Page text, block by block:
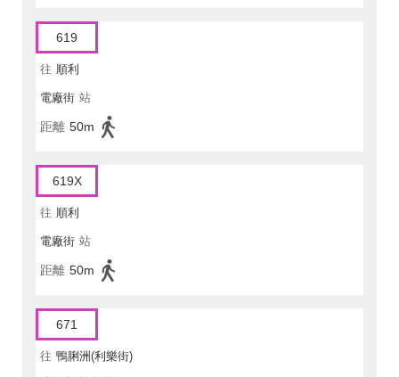
619
往 順利
電廠街 站
距離 50m
619X
往 順利
電廠街 站
距離 50m
671
往 鴨脷洲(利樂街)